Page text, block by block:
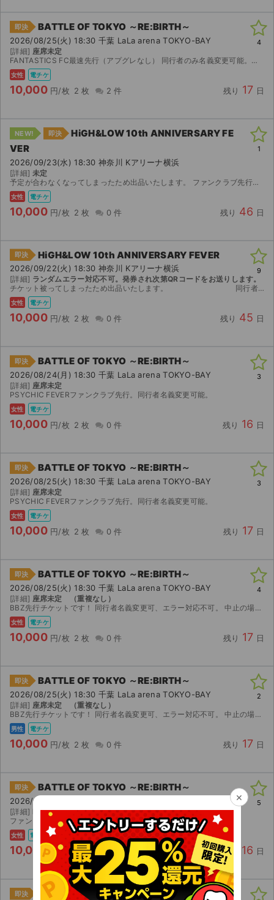
即決 BATTLE OF TOKYO ～RE:BIRTH～
2026/08/25(火) 18:30 千葉 LaLa arena TOKYO-BAY
[詳細] 座席未定
FANTASTICS FC最速先行（アプグレなし） 同行者のみ名義変更可能。（重複分ではありませ ん。） 公演中止以外での返金不可。 お値下げ等、ご質問ありましたらコメントにてお願いします。
女性 電チケ
10,000 円/枚 2 枚 2 件 残り 17 日
4
NEW! 即決
HiGH&LOW 10th ANNIVERSARY FE
VER
2026/09/23(水) 18:30 神奈川 Kアリーナ横浜
[詳細] 未定
予定が合わなくなってしまったため出品いたします。 ファンクラブ先行で当選したチケットです。 【お渡し方法】 電子チケット（チケットぴあ／イープラス）にて分配いたします。 分配可能になり次第、取...
女性 電チケ
10,000 円/枚 2 枚 0 件 残り 46 日
1
即決 HiGH&LOW 10th ANNIVERSARY FEVER
2026/09/22(火) 18:30 神奈川 Kアリーナ横浜
[詳細] ランダムエラー対応不可。発券され次第QRコードをお送りします。
チケット被ってしまったため出品いたします。 同行者分の変更可能です。 ファンクラブ先行で当選したチケットです。 【お渡し方法】 電子チケットにて分配いたします。 分配...
女性 電チケ
10,000 円/枚 2 枚 0 件 残り 45 日
9
即決 BATTLE OF TOKYO ～RE:BIRTH～
2026/08/24(月) 18:30 千葉 LaLa arena TOKYO-BAY
[詳細] 座席未定
PSYCHIC FEVERファンクラブ先行。同行者名義変更可能。
女性 電チケ
10,000 円/枚 2 枚 0 件 残り 16 日
3
即決 BATTLE OF TOKYO ～RE:BIRTH～
2026/08/25(火) 18:30 千葉 LaLa arena TOKYO-BAY
[詳細] 座席未定
PSYCHIC FEVERファンクラブ先行。同行者名義変更可能。
女性 電チケ
10,000 円/枚 2 枚 0 件 残り 17 日
3
即決 BATTLE OF TOKYO ～RE:BIRTH～
2026/08/25(火) 18:30 千葉 LaLa arena TOKYO-BAY
[詳細] 座席未定 （重複なし）
BBZ先行チケットです！ 同行者名義変更可、エラー対応不可。 中止の場合のみ返金いたします。
女性 電チケ
10,000 円/枚 2 枚 0 件 残り 17 日
4
即決 BATTLE OF TOKYO ～RE:BIRTH～
2026/08/25(火) 18:30 千葉 LaLa arena TOKYO-BAY
[詳細] 座席未定 （重複なし）
BBZ先行チケットです！ 同行者名義変更可、エラー対応不可。 中止の場合のみ返金いたします。
男性 電チケ
10,000 円/枚 2 枚 0 件 残り 17 日
2
即決 BATTLE OF TOKYO ～RE:BIRTH～
2026/08/24(月) 18:30 千葉 LaLa arena TOKYO-BAY
[詳細]
EXILE TRIBE FC先行抽選
ファンクラブで当選したものです。 重複なし
女性 電チケ
10,000 円/枚 2 枚 0 件 残り 16 日
5
即決 HiGH&LOW 10th ANNIVERSARY FEVER
×